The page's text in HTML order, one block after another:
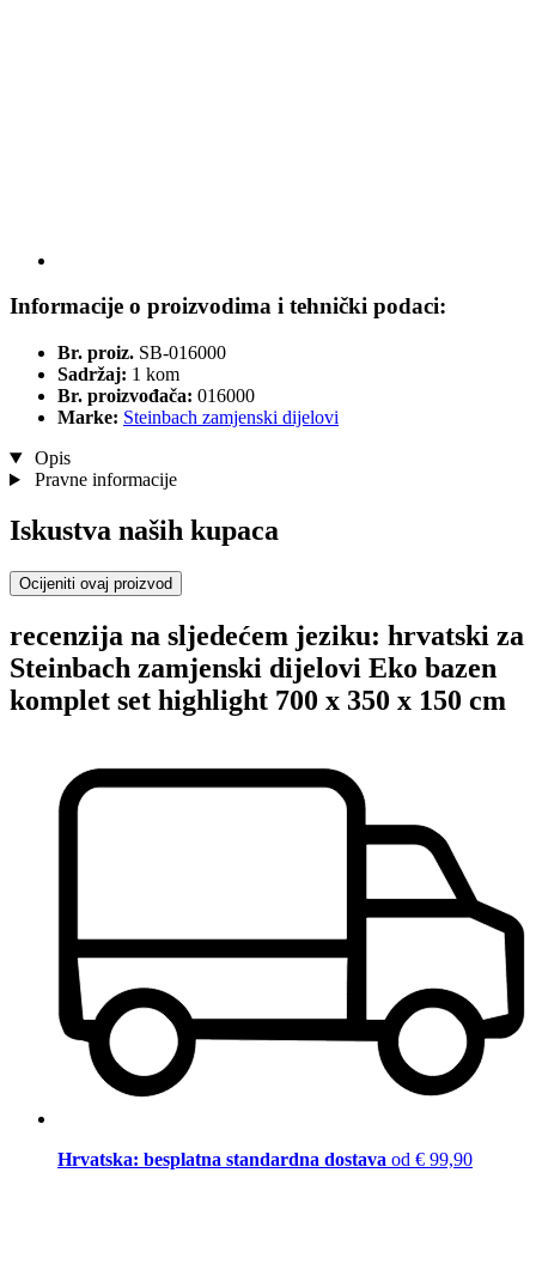
Informacije o proizvodima i tehnički podaci:
Br. proiz. SB-016000
Sadržaj: 1 kom
Br. proizvođača: 016000
Marke: Steinbach zamjenski dijelovi
Opis
Pravne informacije
Iskustva naših kupaca
Ocijeniti ovaj proizvod
recenzija na sljedećem jeziku: hrvatski za
Steinbach zamjenski dijelovi Eko bazen
komplet set highlight 700 x 350 x 150 cm
Hrvatska: besplatna standardna dostava od € 99,90